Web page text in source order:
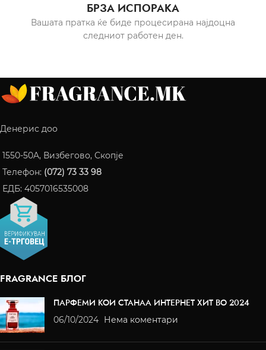
БРЗА ИСПОРАКА
Вашата пратка ќе биде процесирана најдоцна
следниот работен ден.
Денерис доо
1550-50A, Визбегово, Скопје
Телефон: (072) 73 33 98
ЕДБ: 4057016535008
FRAGRANCE БЛОГ
ПАРФЕМИ КОИ СТАНАА ИНТЕРНЕТ ХИТ ВО 2024
06/10/2024 Нема коментари